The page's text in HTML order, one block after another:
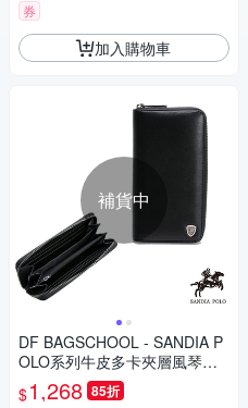
券
加入購物車
補貨中
DF BAGSCHOOL - SANDIA P
OLO系列牛皮多卡夾層風琴式
長夾
$1,268 85折